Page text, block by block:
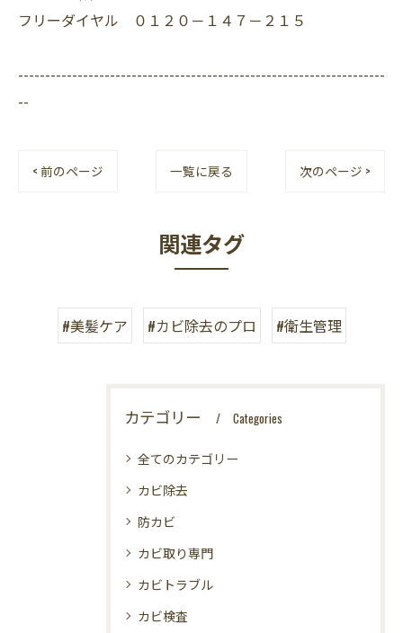
フリーダイヤル ０１２０－１４７－２１５
--------------------------------------------------------------------
--
< 前のページ 一覧に戻る 次のページ >
関連タグ
#美髪ケア #カビ除去のプロ #衛生管理
カテゴリー Categories
全てのカテゴリー
カビ除去
防カビ
カビ取り専門
カビトラブル
カビ検査